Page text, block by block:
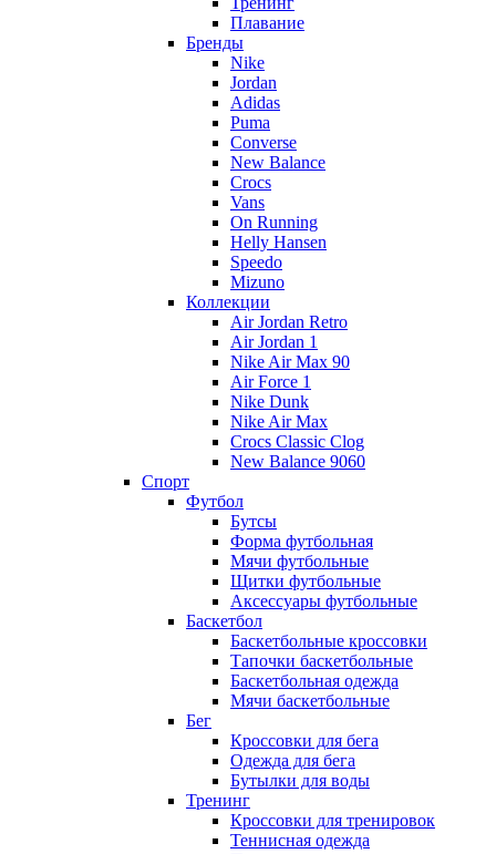
Плавание
Бренды
Nike
Jordan
Adidas
Puma
Converse
New Balance
Crocs
Vans
On Running
Helly Hansen
Speedo
Mizuno
Коллекции
Air Jordan Retro
Air Jordan 1
Nike Air Max 90
Air Force 1
Nike Dunk
Nike Air Max
Crocs Classic Clog
New Balance 9060
Спорт
Футбол
Бутсы
Форма футбольная
Мячи футбольные
Щитки футбольные
Аксессуары футбольные
Баскетбол
Баскетбольные кроссовки
Тапочки баскетбольные
Баскетбольная одежда
Мячи баскетбольные
Бег
Кроссовки для бега
Одежда для бега
Бутылки для воды
Тренинг
Кроссовки для тренировок
Теннисная одежда